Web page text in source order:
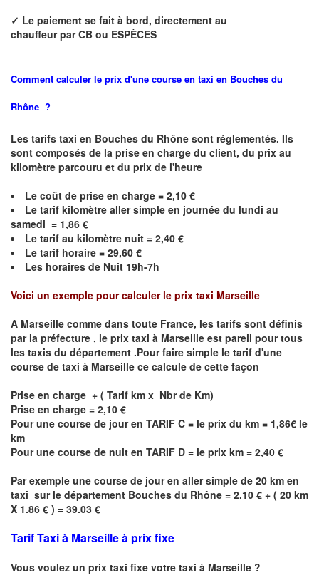
✓ Le paiement se fait à bord, directement au
chauffeurpar CB ou ESPÈCES
Comment calculer le prix d'une course en taxi en Bouches du
Rhône ?
Les tarifs taxi en Bouches du Rhône sont réglementés. Ils
sont composés de la prise en charge du client, du prix au
kilomètre parcouru et du prix de l'heure
Le coût de prise en charge = 2,10 €
Le tarif kilomètre aller simple en journée du lundi au
samedi = 1,86 €
Le tarif au kilomètre nuit = 2,40 €
Le tarif horaire = 29,60 €
Les horaires de Nuit 19h-7h
Voici un exemple pour calculer le prix taxi Marseille
A Marseille comme dans toute France, les tarifs sont définis
par la préfecture , le prix taxi à Marseille est pareil pour tous
les taxis du département .Pour faire simple le tarif d'une
course de taxi à Marseille ce calcule de cette façon
Prise en charge + ( Tarif km x Nbr de Km)
Prise en charge = 2,10 €
Pour une course de jour en TARIF C = le prix du km = 1,86€ le
km
Pour une course de nuit en TARIF D = le prix km = 2,40 €
Par exemple une course de jour en aller simple de 20 km en
taxi sur le département Bouches du Rhône = 2.10 € + ( 20 km
X 1.86 € ) = 39.03 €
Tarif Taxi à Marseille à prix fixe
Vous voulez un prix taxi fixe votre taxi à Marseille ?